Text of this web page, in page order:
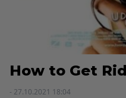
How to Get
- 27.10.2021 18:04